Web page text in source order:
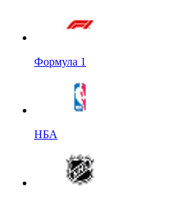
Формула 1
НБА